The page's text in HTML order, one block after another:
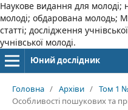
Наукове видання для молоді;
молоді; обдарована молодь;
статті; дослідження
учнівської молоді.
Юний дослідник
Головна / Архіви / Том 1
Особливості пошукових та